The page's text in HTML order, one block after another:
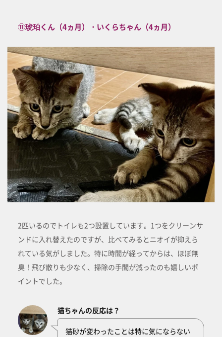
⑪琥珀くん（4ヵ月）・いくらちゃん（4ヵ月）
2匹いるのでトイレも2つ設置しています。1つをクリーンサ
ンドに入れ替えたのですが、比べてみるとニオイが抑えら
れている気がしました。特に時間が経ってからは、ほぼ無
臭！飛び散りも少なく、掃除の手間が減ったのも嬉しいポ
イントでした。
猫ちゃんの反応は？
猫砂が変わったことは特に気にならない